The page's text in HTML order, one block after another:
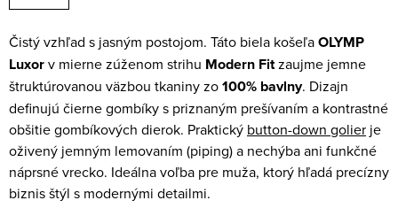
Čistý vzhľad s jasným postojom. Táto biela košeľaOLYMP
Luxorv mierne zúženom strihu Modern Fitzaujme jemne
štruktúrovanou väzbou tkaniny zo100% bavlny. Dizajn
definujú čierne gombíky s priznaným prešívaním a kontrastné
obšitie gombíkových dierok. Praktický button-down golier je
oživený jemným lemovaním (piping) a nechýba ani funkčné
náprsné vrecko. Ideálna voľba pre muža, ktorý hľadá precízny
biznis štýl s modernými detailmi.